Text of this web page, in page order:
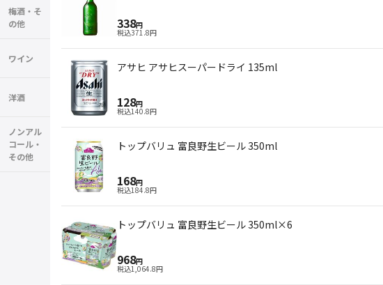
梅酒・そ
の他
ワイン
洋酒
ノンアル
コール・
その他
338円
税込371.8円
アサヒ アサヒスーパードライ 135ml
128円
税込140.8円
トップバリュ 富良野生ビール 350ml
168円
税込184.8円
トップバリュ 富良野生ビール 350ml×6
968円
税込1,064.8円